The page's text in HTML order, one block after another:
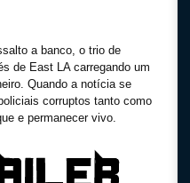
a banco, o trio de
de East LA carregando um
Quando a notícia se
corruptos tanto como
e permanecer vivo.